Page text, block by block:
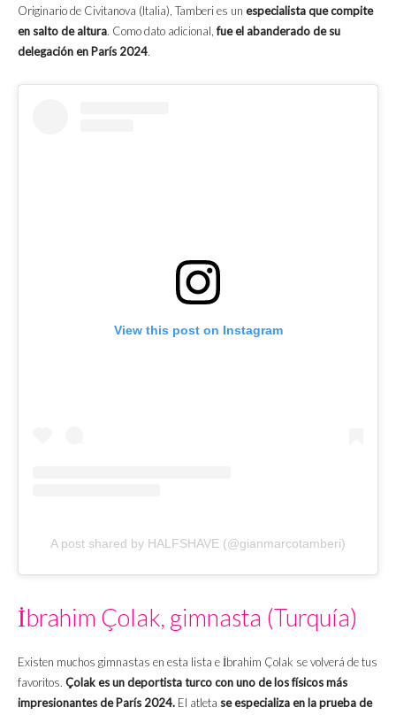
Originario de Civitanova (Italia), Tamberi es un especialista que compite
en salto de altura. Como dato adicional,fue el abanderado de su
delegación en París 2024.
View this post on Instagram
A post shared by HALFSHAVE (@gianmarcotamberi)
İbrahim Çolak, gimnasta (Turquía)
Existen muchos gimnastas en esta lista e İbrahim Çolak se volverá de tus
favoritos. Çolak es un deportista turco con uno de los físicos más
impresionantes de París 2024. El atleta se especializa en la prueba de